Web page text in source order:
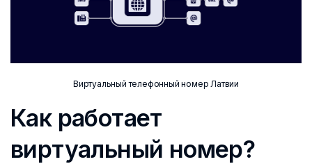
Виртуальный телефонный номер Латвии
Как работает
виртуальный номер?